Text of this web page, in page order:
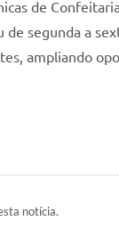
de
segunda a
ampliando
notícia.